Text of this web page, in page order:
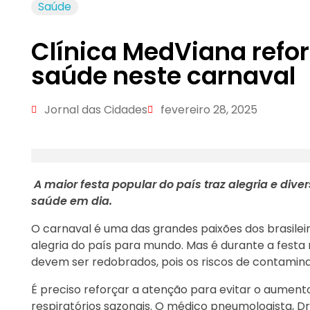
Saúde
Clínica MedViana
saúde neste carnaval
Jornal das Cidades fevereiro 28, 2025
A maior festa popular do país traz alegria e
saúde em dia.
O carnaval é uma das grandes paixões dos
alegria do país para mundo. Mas é durante a
devem ser redobrados, pois os riscos de
É preciso reforçar a atenção para evitar o
respiratórios sazonais. O médico pneumologista,